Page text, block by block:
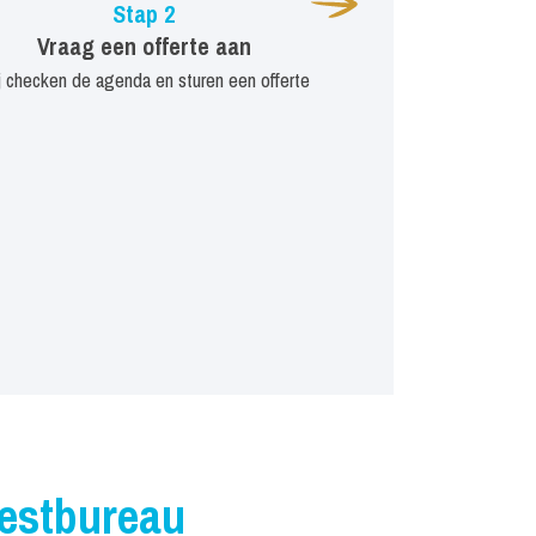
Stap 2
Vraag een offerte aan
checken de agenda en sturen een offerte